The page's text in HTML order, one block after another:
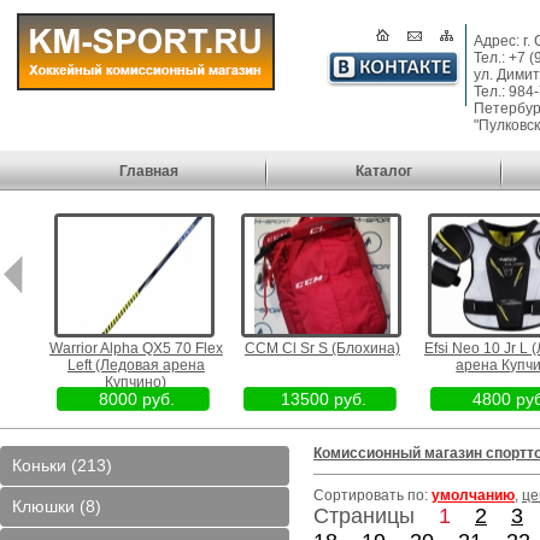
Адрес: г.
Тел.: +7
ул.
Тел.:
Главная Каталог
Warrior Alpha QX5 70 Flex
Left (Ледовая арена
Купчино)
8000 руб.
CCM Cl Sr S (Блохина)
13500 руб.
Efsi Neo 10 Jr L
арена
4800
Коньки (213)
Клюшки (8)
Комиссионный магазин
Сортировать по: умолчанию,
Страницы 1 2
3